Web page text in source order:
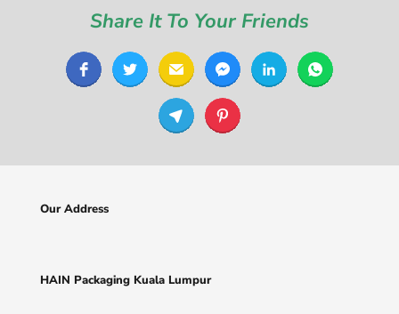
Share It To Your Friends
Our Address
HAIN Packaging Kuala Lumpur